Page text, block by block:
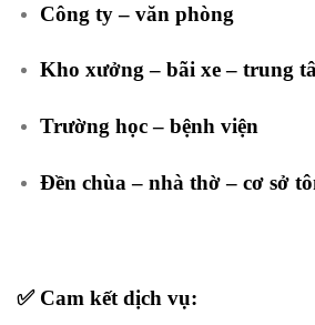
Công ty – văn phòng
Kho xưởng – bãi xe – trung
Trường học – bệnh viện
Đền chùa – nhà thờ – cơ sở
✅ Cam kết dịch vụ: